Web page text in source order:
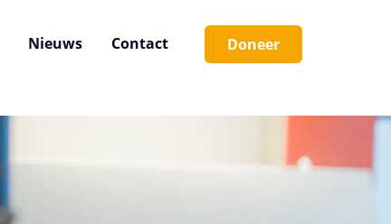
Nieuws Contact Doneer